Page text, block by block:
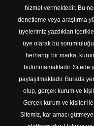
hizmet vermektedir. Bu
denetleme veya araştırma
üyelerimiz yazdıkları
üye olarak bu
herhangi bir marka,
bulunmamaktadır. Sitede
paylaşılmaktadır. Burada
olup, gerçek kurum ve
Gerçek kurum ve kişiler
Sitemiz, kar amacı